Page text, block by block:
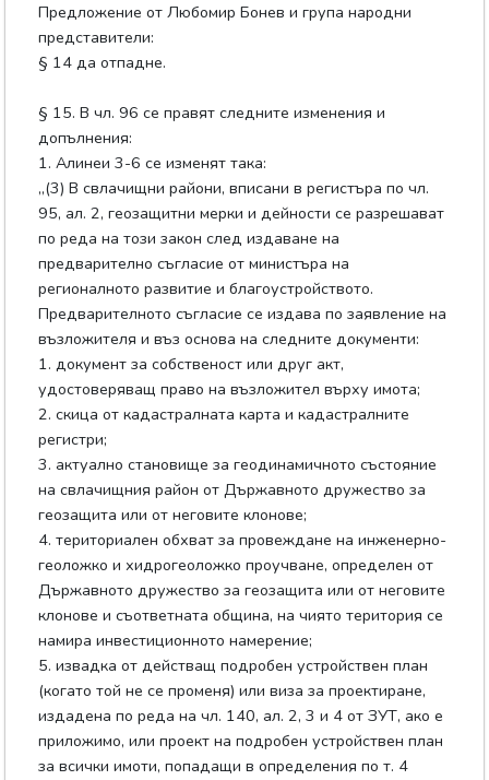
Предложение от Любомир Бонев и група народни
представители:
§ 14 да отпадне.
§ 15. В чл. 96 се правят следните изменения и
допълнения:
1. Алинеи 3-6 се изменят така:
„(3) В свлачищни райони, вписани в регистъра по чл.
95, ал. 2, геозащитни мерки и дейности се разрешават
по реда на този закон след издаване на
предварително съгласие от министъра на
регионалното развитие и благоустройството.
Предварителното съгласие се издава по заявление на
възложителя и въз основа на следните документи:
1. документ за собственост или друг акт,
удостоверяващ право на възложител върху имота;
2. скица от кадастралната карта и кадастралните
регистри;
3. актуално становище за геодинамичното състояние
на свлачищния район от Държавното дружество за
геозащита или от неговите клонове;
4. териториален обхват за провеждане на инженерно-
геоложко и хидрогеоложко проучване, определен от
Държавното дружество за геозащита или от неговите
клонове и съответната община, на чиято територия се
намира инвестиционното намерение;
5. извадка от действащ подробен устройствен план
(когато той не се променя) или виза за проектиране,
издадена по реда на чл. 140, ал. 2, 3 и 4 от ЗУТ, ако е
приложимо, или проект на подробен устройствен план
за всички имоти, попадащи в определения по т. 4